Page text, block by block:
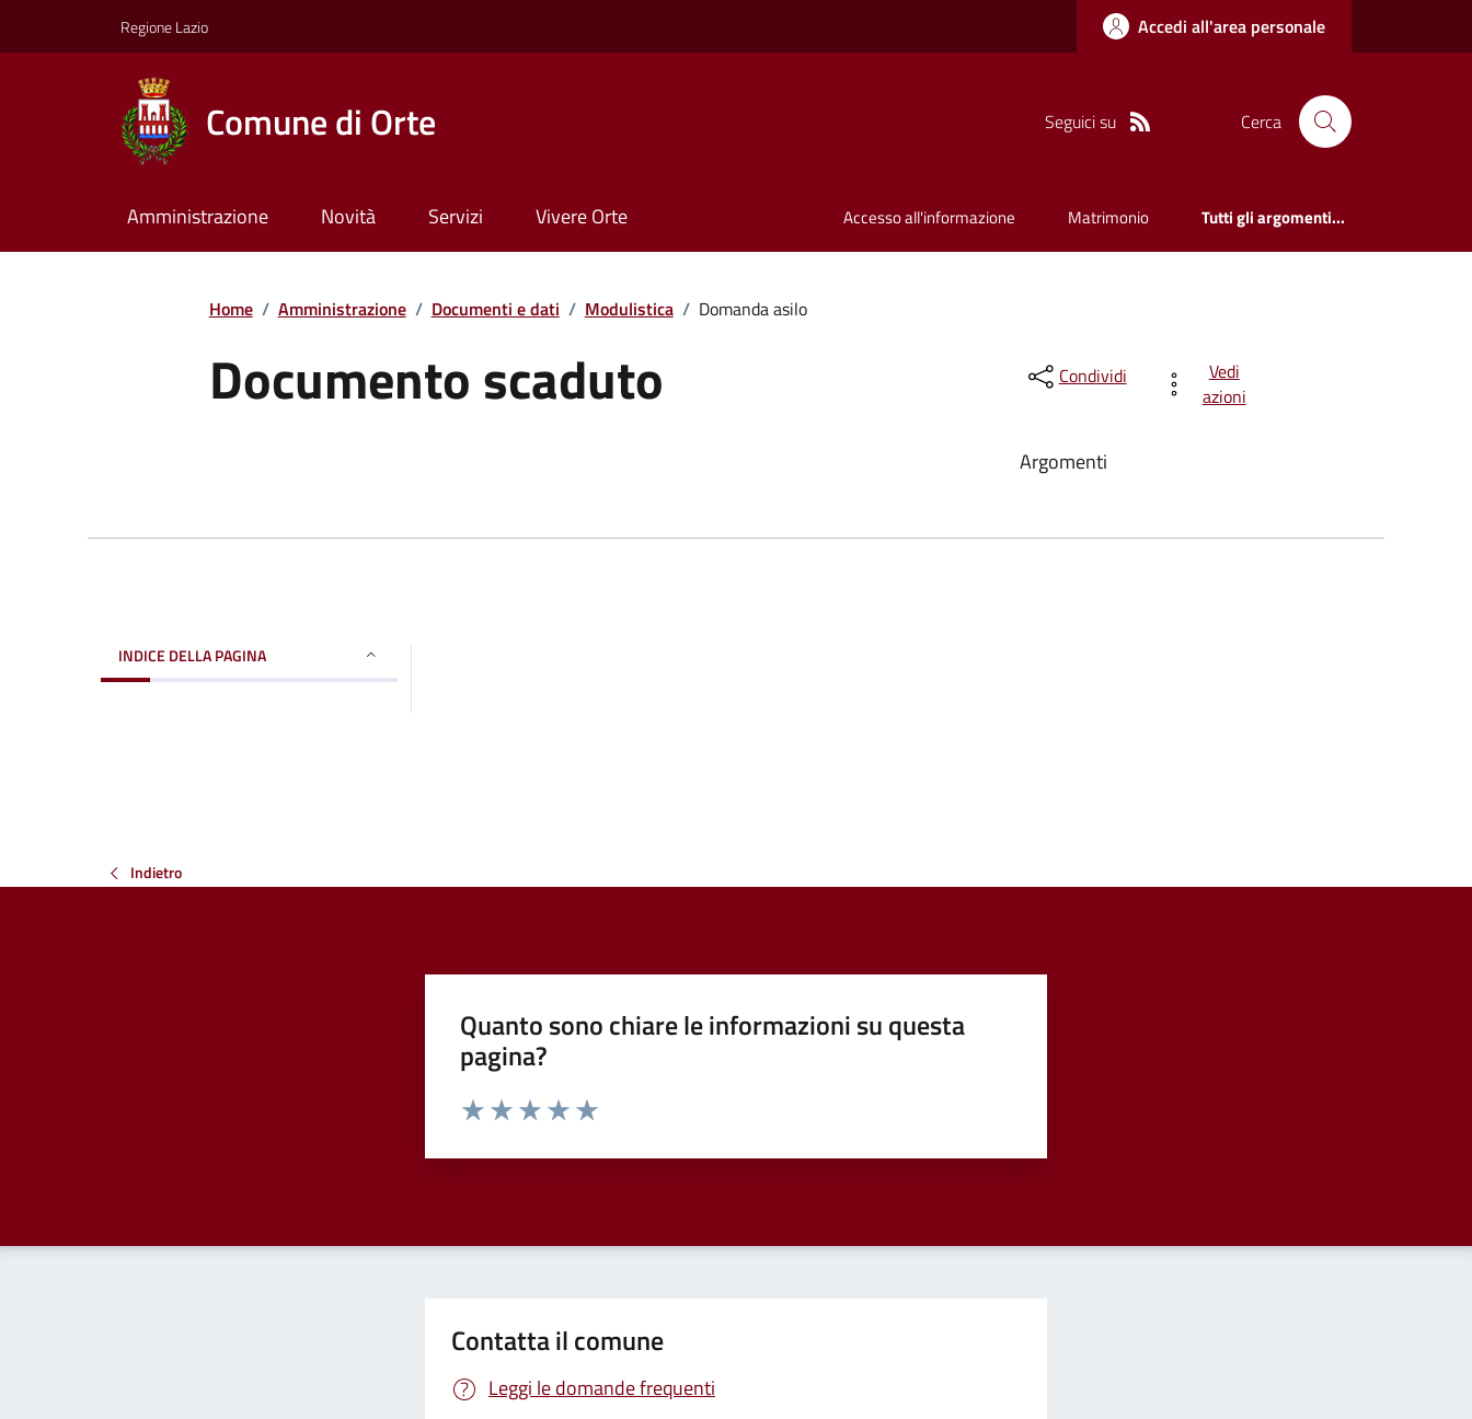
Regione Lazio Accedi all'area personale
Comune di Orte Seguici su Cerca
Amministrazione Novità Servizi Vivere Orte Accesso all'informazione Matrimonio Tutti gli argomenti...
Home / Amministrazione / Documenti e dati / Modulistica / Domanda asilo
Documento scaduto Condividi
Vedi
azioni
Argomenti
INDICE DELLA PAGINA
Indietro
Quanto sono chiare le informazioni su questa
pagina?
Valuta da 1 a 5 stelle la pagina
Contatta il comune
Leggi le domande frequenti